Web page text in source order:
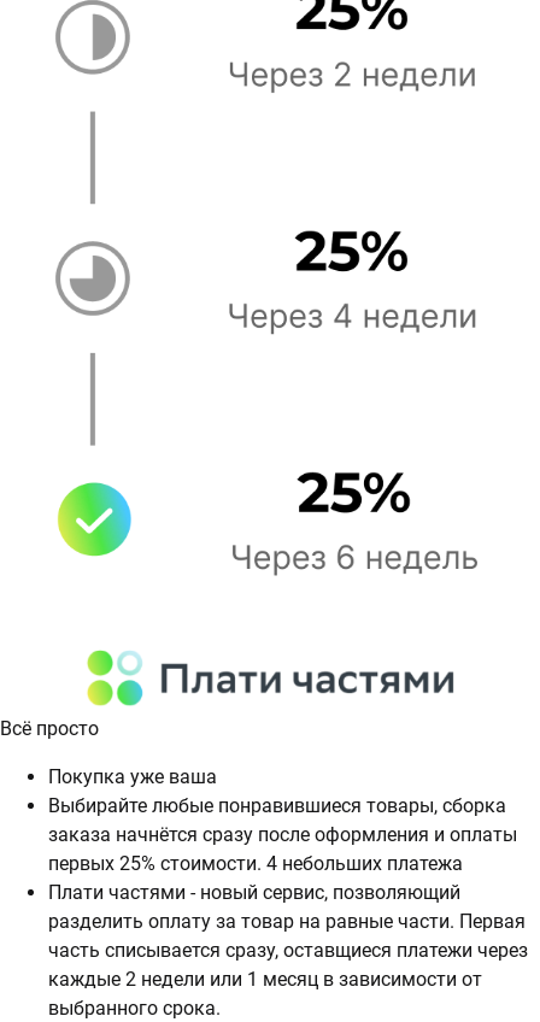
Всё просто
Покупка уже ваша
Выбирайте любые понравившиеся товары, сборка
заказа начнётся сразу после оформления и оплаты
первых 25% стоимости. 4 небольших платежа
Плати частями - новый сервис, позволяющий
разделить оплату за товар на равные части. Первая
часть списывается сразу, оставщиеся платежи через
каждые 2 недели или 1 месяц в зависимости от
выбранного срока.